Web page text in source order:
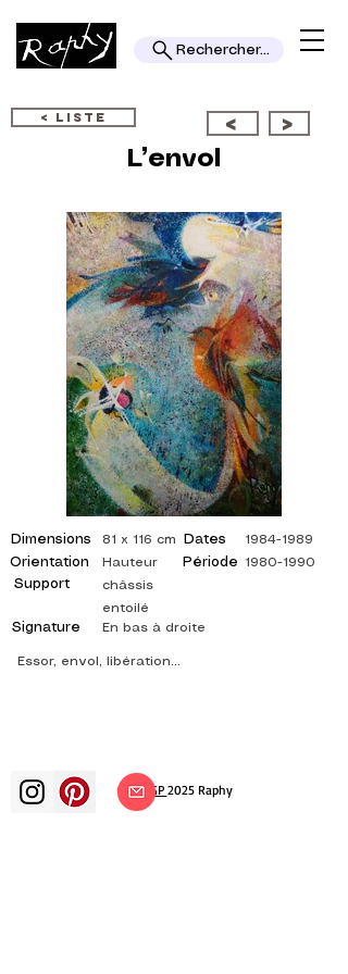
Rechercher...
< LISTE < >
L’envol
Dimensions
Orientation
Support
Signature
81 x 116 cm
Dates
Période
Hauteur
châssis
entoilé
En bas à droite
1984-1989
1980-1990
Essor, envol, libération...
© ADAGP 2025 Raphy